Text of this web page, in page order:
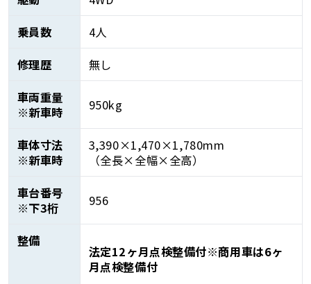
乗員数
4人
修理歴
無し
車両重量
※新車時
950kg
車体寸法
※新車時
3,390×1,470×1,780mm
（全長×全幅×全高）
車台番号
※下3桁
956
整備
法定12ヶ月点検整備付※商用車は6ヶ
月点検整備付